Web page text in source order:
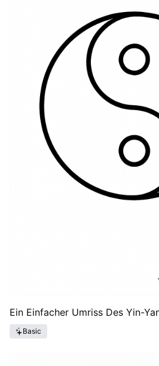
Ein Einfacher Umriss Des Yin-
Basic